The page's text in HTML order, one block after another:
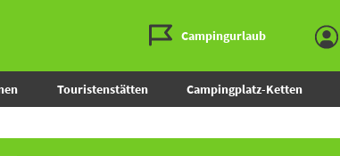
Campingurlaub
Touristenstätten Campingplatz-Ketten